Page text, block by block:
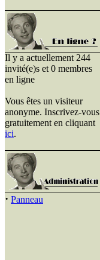
Il y a actuellement 244
invité(e)s et 0 membres
en ligne
Vous êtes un visiteur
anonyme. Inscrivez-vous
gratuitement en cliquant
ici.
· Panneau